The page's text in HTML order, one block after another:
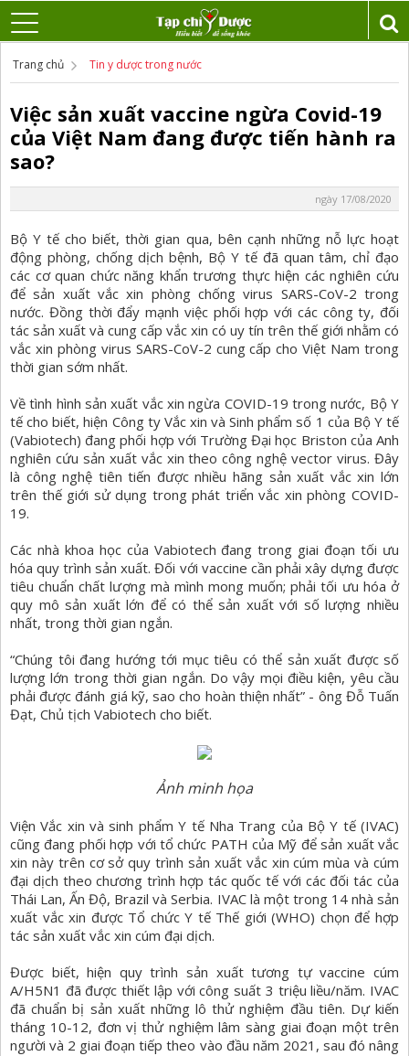
Trang chủ Tin y dược trong nước
Việc sản xuất vaccine ngừa Covid-19
của Việt Nam đang được tiến hành ra
sao?
ngày 17/08/2020
Bộ Y tế cho biết, thời gian qua, bên cạnh những nỗ lực hoạt
động phòng, chống dịch bệnh, Bộ Y tế đã quan tâm, chỉ đạo
các cơ quan chức năng khẩn trương thực hiện các nghiên cứu
để sản xuất vắc xin phòng chống virus SARS-CoV-2 trong
nước. Đồng thời đẩy mạnh việc phối hợp với các công ty, đối
tác sản xuất và cung cấp vắc xin có uy tín trên thế giới nhằm có
vắc xin phòng virus SARS-CoV-2 cung cấp cho Việt Nam trong
thời gian sớm nhất.
Về tình hình sản xuất vắc xin ngừa COVID-19 trong nước, Bộ Y
tế cho biết, hiện Công ty Vắc xin và Sinh phẩm số 1 của Bộ Y tế
(Vabiotech) đang phối hợp với Trường Đại học Briston của Anh
nghiên cứu sản xuất vắc xin theo công nghệ vector virus. Đây
là công nghệ tiên tiến được nhiều hãng sản xuất vắc xin lớn
trên thế giới sử dụng trong phát triển vắc xin phòng COVID-
19.
Các nhà khoa học của Vabiotech đang trong giai đoạn tối ưu
hóa quy trình sản xuất. Đối với vaccine cần phải xây dựng được
tiêu chuẩn chất lượng mà mình mong muốn; phải tối ưu hóa ở
quy mô sản xuất lớn để có thể sản xuất với số lượng nhiều
nhất, trong thời gian ngắn.
“Chúng tôi đang hướng tới mục tiêu có thể sản xuất được số
lượng lớn trong thời gian ngắn. Do vậy mọi điều kiện, yêu cầu
phải được đánh giá kỹ, sao cho hoàn thiện nhất” - ông Đỗ Tuấn
Đạt, Chủ tịch Vabiotech cho biết.
Ảnh minh họa
Viện Vắc xin và sinh phẩm Y tế Nha Trang của Bộ Y tế (IVAC)
cũng đang phối hợp với tổ chức PATH của Mỹ để sản xuất vắc
xin này trên cơ sở quy trình sản xuất vắc xin cúm mùa và cúm
đại dịch theo chương trình hợp tác quốc tế với các đối tác của
Thái Lan, Ấn Độ, Brazil và Serbia. IVAC là một trong 14 nhà sản
xuất vắc xin được Tổ chức Y tế Thế giới (WHO) chọn để hợp
tác sản xuất vắc xin cúm đại dịch.
Được biết, hiện quy trình sản xuất tương tự vaccine cúm
A/H5N1 đã được thiết lập với công suất 3 triệu liều/năm. IVAC
đã chuẩn bị sản xuất những lô thử nghiệm đầu tiên. Dự kiến
tháng 10-12, đơn vị thử nghiệm lâm sàng giai đoạn một trên
người và 2 giai đoạn tiếp theo vào đầu năm 2021, sau đó nâng